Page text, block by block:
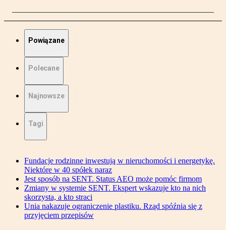
Powiązane
Polecane
Najnowsze
Tagi
Fundacje rodzinne inwestują w nieruchomości i energetykę.
Niektóre w 40 spółek naraz
Jest sposób na SENT. Status AEO może pomóc firmom
Zmiany w systemie SENT. Ekspert wskazuje kto na nich
skorzysta, a kto straci
Unia nakazuje ograniczenie plastiku. Rząd spóźnia się z
przyjęciem przepisów